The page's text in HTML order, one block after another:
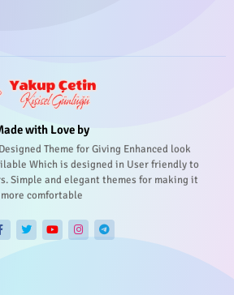
with Love by
Theme for Giving Enhanced look
Which is designed in User friendly to
Simple and elegant themes for making it
more comfortable